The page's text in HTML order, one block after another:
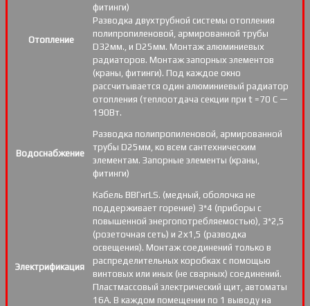
Отопление
фитинги)
Разводка двухтрубной системы отопления
полипропиленовой, армированной трубы
D32мм., и D25мм. Монтаж алюминиевых
радиаторов. Монтаж запорных элементов
(краны, фитинги). Под каждое окно
рассчитывается один алюминиевый радиатор
отопления (теплоотдача секции при t =70 С —
190Вт.
Водоснабжение
Разводка полипропиленовой, армированной
трубы D25мм, ко всем сантехническим
элементам. Запорные элементы (краны,
фитинги)
Электрификация
Кабель ВВГнгLS. (медный, оболочка не
поддерживает горение) 3*4 (приборы с
повышенной энергопотребляемостью), 3*2,5
(розеточная сеть) и 2х1,5 (разводка
освещения). Монтаж соединений только в
распределительных коробках с помощью
винтовых или иных (не сварных) соединений.
Пластмассовый электрический щит, автоматы
16А. В каждом помещении по 1 выводу на